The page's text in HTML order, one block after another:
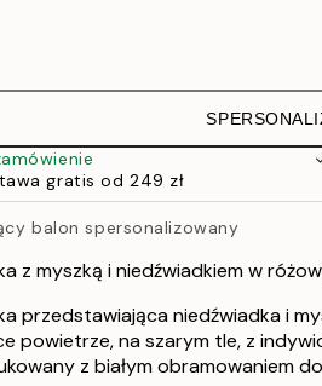
50x70 cm
gratis od 249 zł
balon spersonalizowany
z myszką i niedźwiadkiem w
przedstawiająca niedźwiadka i
powietrze, na szarym tle, z
z białym obramowaniem